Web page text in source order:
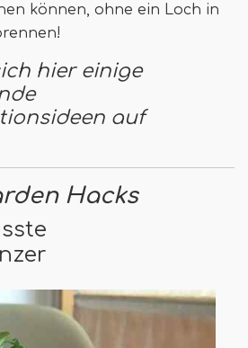
können, ohne ein Loch in
hier einige
auf
Hacks